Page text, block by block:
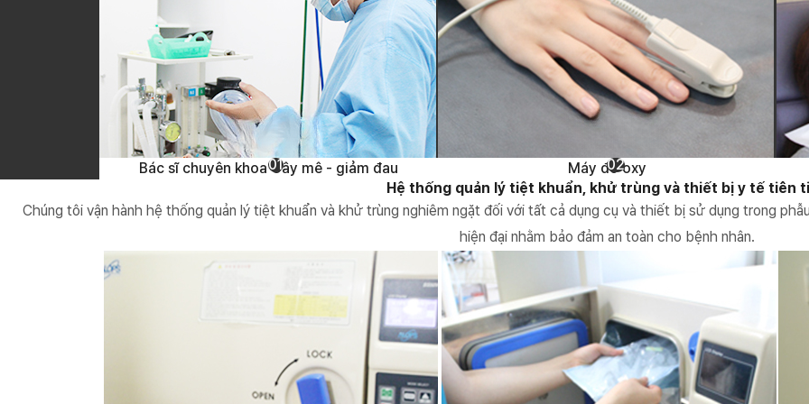
01
Bác sĩ chuyên khoa Gây mê - giảm đau 02
Máy đo oxy
Hệ thống quản lý tiệt khuẩn, khử trùng và thiết bị y tế tiên
Chúng tôi vận hành hệ thống quản lý tiệt khuẩn và khử trùng nghiêm ngặt đối với tất cả dụng cụ và thiết bị sử dụng trong
hiện đại nhằm bảo đảm an toàn cho bệnh nhân.